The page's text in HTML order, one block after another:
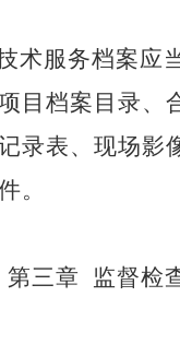
术服务档案应
目档案目录、
录表、现场影
。
第三章 监督检